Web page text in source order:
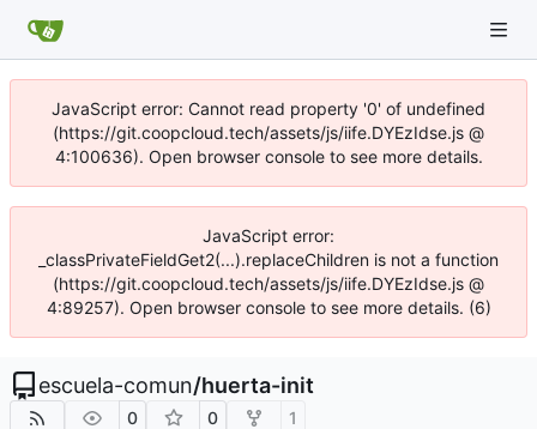
JavaScript error: Cannot read property '0' of undefined
(https://git.coopcloud.tech/assets/js/iife.DYEzIdse.js @
4:100636). Open browser console to see more details.
JavaScript error:
_classPrivateFieldGet2(...).replaceChildren is not a function
(https://git.coopcloud.tech/assets/js/iife.DYEzIdse.js @
4:89257). Open browser console to see more details. (6)
escuela-comun/huerta-init
0 0 1